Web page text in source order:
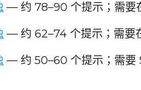
— 约 78–90 个提示；需要
— 约 62–74 个提示；需要
— 约 50–60 个提示；需要